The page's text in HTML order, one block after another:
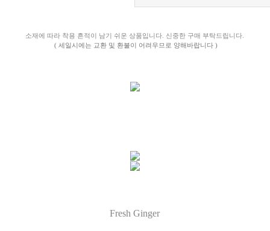
소재에 따라 착용 흔적이 남기 쉬운 상품입니다. 신중한 구매 부탁드립니다.
( 세일시에는 교환 및 환불이 어려우므로 양해바랍니다 )
Fresh Ginger